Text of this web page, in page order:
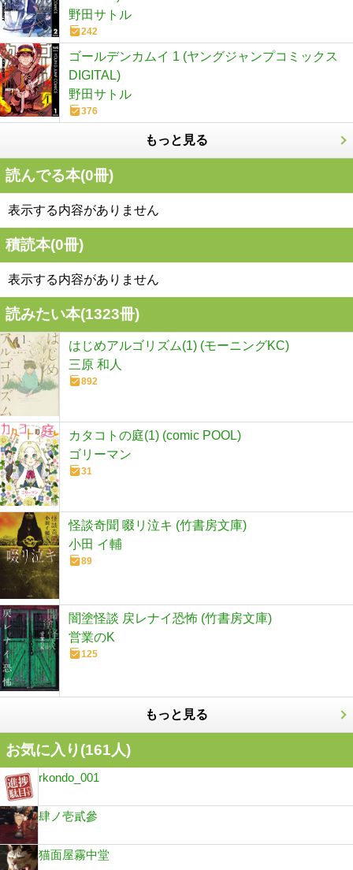
野田サトル
242
ゴールデンカムイ 1 (ヤングジャンプコミックス
DIGITAL)
野田サトル
376
もっと見る
読んでる本(0冊)
表示する内容がありません
積読本(0冊)
表示する内容がありません
読みたい本(1323冊)
はじめアルゴリズム(1) (モーニングKC)
三原 和人
892
カタコトの庭(1) (comic POOL)
ゴリーマン
31
怪談奇聞 啜リ泣キ (竹書房文庫)
小田 イ輔
89
闇塗怪談 戻レナイ恐怖 (竹書房文庫)
営業のK
125
もっと見る
お気に入り(161人)
rkondo_001
肆ノ壱貳參
猫面屋霧中堂